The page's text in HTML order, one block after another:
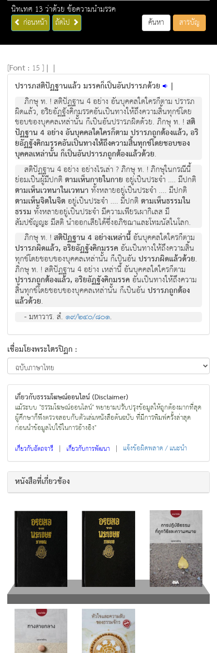
นิทเทศ 13 ว่าด้วย ข้อความนำมรรค
ก่อนหน้า ถัดไป ค้นหา สารบัญ
[Font : 15 ] | |
ปรารภสติปัฏฐานแล้ว มรรคก็เป็นอันปรารภด้วย |
ภิกษุ ท. ! สติปัฏฐาน 4 อย่าง อันบุคคลใดใครก็ตาม ปรารภ
ผิดแล้ว, อริยอัฏฐังคิกมรรคอันเป็นทางให้ถึงความสิ้นทุกข์โดย
ชอบของบุคคลเหล่านั้น ก็เป็นอันปรารภผิดด้วย. ภิกษุ ท. !สติ
ปัฏฐาน 4 อย่าง อันบุคคลใดใครก็ตาม ปรารภถูกต้องแล้ว, อริ
ยอัฏฐังคิกมรรคอันเป็นทางให้ถึงความสิ้นทุกข์โดยชอบของ
บุคคลเหล่านั้น ก็เป็นอันปรารภถูกต้องแล้วด้วย.
สติปัฏฐาน 4 อย่าง อย่างไรเล่า ? ภิกษุ ท. ! ภิกษุในกรณีนี้
ย่อมเป็นผู้มีปกติ ตามเห็นกายในกาย อยู่เป็นประจำ .... มีปกติ
ตามเห็นเวทนาในเวทนา ทั้งหลายอยู่เป็นประจำ .... มีปกติ
ตามเห็นจิตในจิตอยู่เป็นประจำ .... มีปกติ ตามเห็นธรรมใน
ธรรม ทั้งหลายอยู่เป็นประจำ มีความเพียรเผากิเลส มี
สัมปชัญญะ มีสติ นำออกเสียได้ซึ่งอภิชฌาและโทมนัสในโลก.
ภิกษุ ท. !สติปัฏฐาน 4 อย่างเหล่านี้ อันบุคคลใดใครก็ตาม
ปรารภผิดแล้ว, อริยอัฏฐังคิกมรรค อันเป็นทางให้ถึงความสิ้น
ทุกข์โดยชอบของบุคคลเหล่านั้น ก็เป็นอัน ปรารภผิดแล้วด้วย.
ภิกษุ ท. ! สติปัฏฐาน 4 อย่าง เหล่านี้ อันบุคคลใดใครก็ตาม
ปรารภถูกต้องแล้ว, อริยอัฏฐังคิกมรรค อันเป็นทางให้ถึงความ
สิ้นทุกข์โดยชอบของบุคคลเหล่านั้น ก็เป็นอัน ปรารภถูกต้อง
แล้วด้วย.
- มหาวาร. สํ.๑๙/๒๔๐/๘๐๑.
เชื่อมโยงพระไตรปิฏก :
เกี่ยวกับธรรมโฆษณ์ออนไลน์ (Disclaimer)
แม้ระบบ "ธรรมโฆษณ์ออนไลน์" พยายามปรับปรุงข้อมูลให้ถูกต้องมากที่สุด
ผู้ศึกษาก็พึงตรวจสอบกับตัวเล่มหนังสือต้นฉบับ ที่มีการพิมพ์ครั้งล่าสุด
ก่อนนำข้อมูลไปใช้ในการอ้างอิง"
เกี่ยวกับอัตถจารี | เกี่ยวกับการพัฒนา | แจ้งข้อผิดพลาด / แนะนำ
หนังสือที่เกี่ยวข้อง